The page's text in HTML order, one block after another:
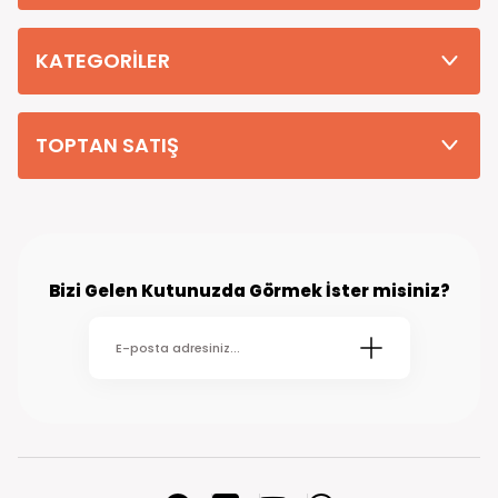
teslim edilmektedir. (kırsal köy kasaba gibi yerlere bu süre 7 güne
KATEGORİLER
TOPTAN SATIŞ
Bizi Gelen Kutunuzda Görmek İster misiniz?